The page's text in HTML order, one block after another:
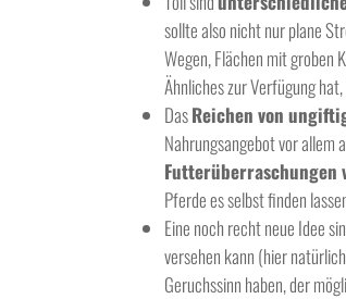
sollte also nicht nur plane
Wegen, Flächen mit groben
Ähnliches zur Verfügung
DasReichen von
Nahrungsangebot vor allem
Futterüberraschungen
Pferde es selbst finden
Eine noch recht neue Idee
versehen kann (hier
Geruchssinn haben, der